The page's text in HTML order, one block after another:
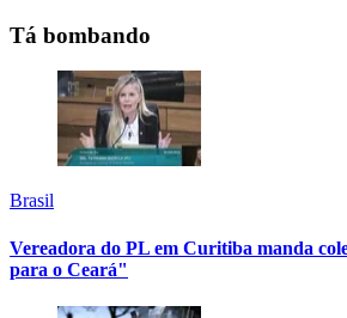
Tá bombando
Brasil
Vereadora do PL em Curitiba manda
para o Ceará"